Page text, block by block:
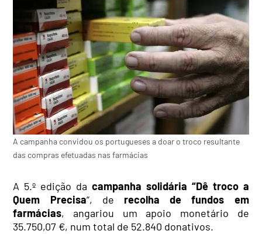
A campanha convidou os portugueses a doar o troco resultante
das compras efetuadas nas farmácias
A 5.º edição da campanha solidária “Dê troco a
Quem Precisa”, de recolha de fundos em
farmácias, angariou um apoio monetário de
35.750,07 €, num total de 52.840 donativos.